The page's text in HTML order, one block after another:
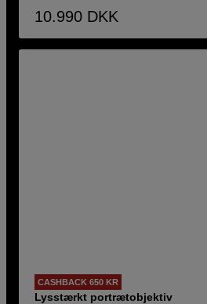
10.990 DKK
CASHBACK 650 KR
Lysstærkt portrætobjektiv